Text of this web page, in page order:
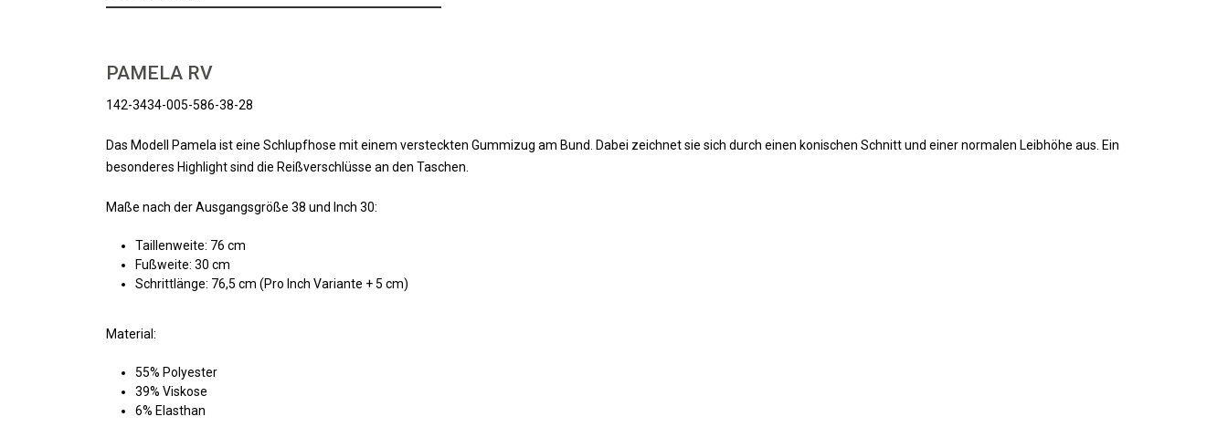
PAMELA RV
142-3434-005-586-38-28
Das Modell Pamela ist eine Schlupfhose mit einem versteckten Gummizug am Bund. Dabei zeichnet sie sich durch einen konischen Schnitt und einer normalen Leibhöhe aus. Ein
besonderes Highlight sind die Reißverschlüsse an den Taschen.
Maße nach der Ausgangsgröße 38 und Inch 30:
Taillenweite: 76 cm
Fußweite: 30 cm
Schrittlänge: 76,5 cm (Pro Inch Variante + 5 cm)
Material:
55% Polyester
39% Viskose
6% Elasthan